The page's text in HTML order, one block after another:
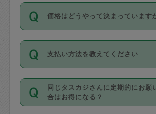
依頼1回につき3時間固定です
超えて依頼したい場合は、延長
利用ください。機能をご利用い
の上事前申請することが必要で
お、3時間を下回っても、値引
いません。
価格はどうやって決まっています
11種類の価格帯の中からタス
身が価格を選んで設定していま
タスカジさんの価格設定には最
があり、レビュー件数、レビュ
値、などで除々に設定可能な最
がっていく仕組みになっていま
支払い方法を教えてください
お支払方法はクレジットカード
Master／JCB／AMERICAN
Diners Club）のみとなります
同じタスカジさんに定期的にお願
合はお得になる？